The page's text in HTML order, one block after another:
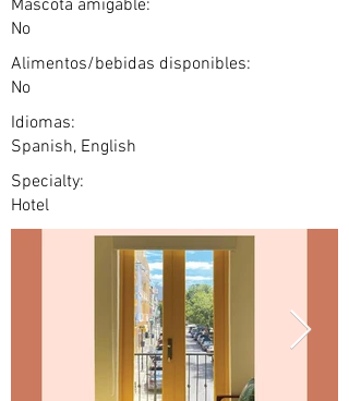
Mascota amigable:
No
Alimentos/bebidas disponibles:
No
Idiomas:
Spanish, English
Specialty:
Hotel